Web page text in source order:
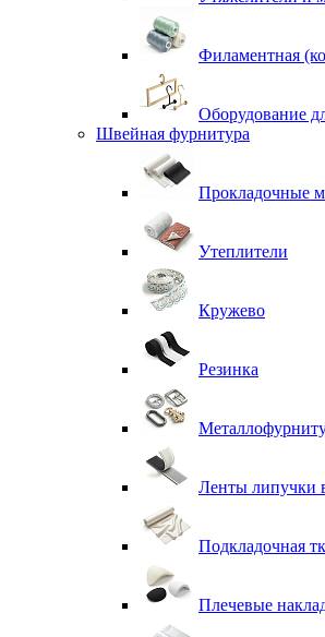
Филаментная
Оборудование
Швейная фурнитура
Прокладочные
Утеплители
Кружево
Резинка
Ленты липучки
Подкладочная
Плечевые